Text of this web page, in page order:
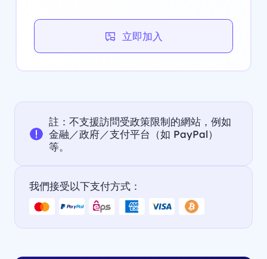
立即加入
註：不支援訪問受政策限制的網站，例如
金融／政府／支付平台（如 PayPal）
等。
我們接受以下支付方式：